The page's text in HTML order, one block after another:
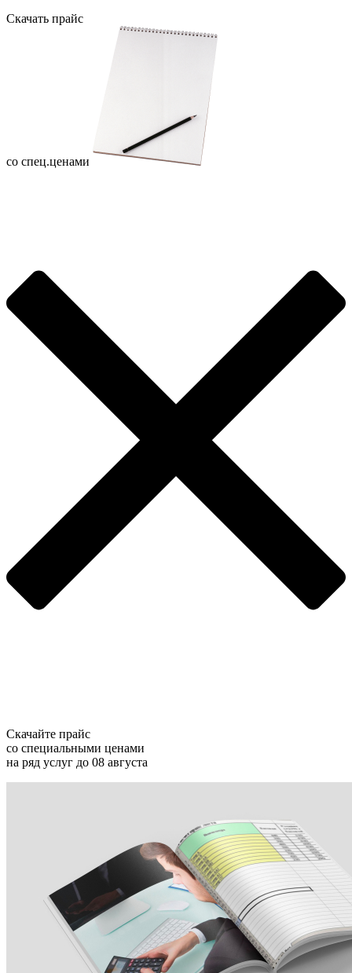
Скачать прайс
со спец.ценами
Скачайте прайс
со специальными ценами
на ряд услуг до 08 августа